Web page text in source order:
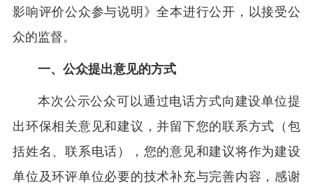
影响评价公众参与说明》全本进行公开，以接受公
众的监督。
一、公众提出意见的方式
本次公示公众可以通过电话方式向建设单位提
出环保相关意见和建议，并留下您的联系方式（包
括姓名、联系电话），您的意见和建议将作为建设
单位及环评单位必要的技术补充与完善内容，感谢